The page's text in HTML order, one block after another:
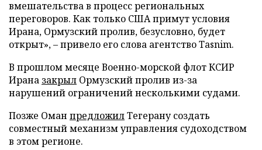
вмешательства в процесс региональных
переговоров. Как только США примут условия
Ирана, Ормузский пролив, безусловно, будет
открыт», – привело его слова агентство Tasnim.
В прошлом месяце Военно-морской флот КСИР
Ирана закрыл Ормузский пролив из-за
нарушений ограничений несколькими судами.
Позже Оман предложилТегерану создать
совместный механизм управления судоходством
в этом регионе.